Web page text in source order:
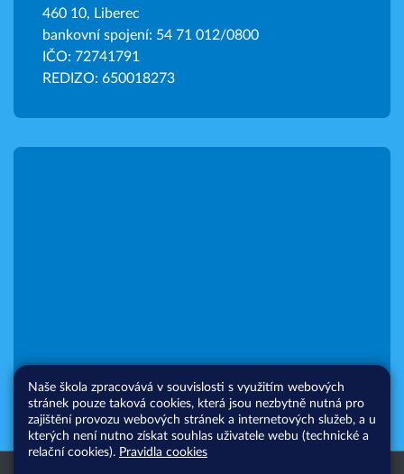
460 10, Liberec
bankovní spojení: 54 71 012/0800
IČO: 72741791
REDIZO: 650018273
Naše škola zpracovává v souvislosti s využitím webových
stránek pouze taková cookies, která jsou nezbytně nutná pro
zajištění provozu webových stránek a internetových služeb, a u
kterých není nutno získat souhlas uživatele webu (technické a
relační cookies). Pravidla cookies